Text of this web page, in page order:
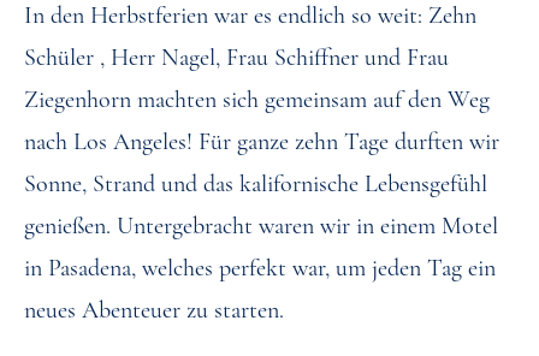
In den Herbstferien war es endlich so weit: Zehn
Schüler , Herr Nagel, Frau Schiffner und Frau
Ziegenhorn machten sich gemeinsam auf den Weg
nach Los Angeles! Für ganze zehn Tage durften wir
Sonne, Strand und das kalifornische Lebensgefühl
genießen. Untergebracht waren wir in einem Motel
in Pasadena, welches perfekt war, um jeden Tag ein
neues Abenteuer zu starten.